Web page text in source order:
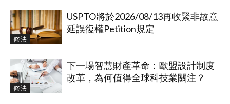
修法
USPTO將於2026/08/13再收緊非故意
延誤復權Petition規定
修法
下一場智慧財產革命：歐盟設計制度
改革，為何值得全球科技業關注？